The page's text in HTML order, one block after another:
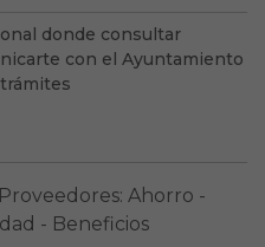
donde consultar
con el Ayuntamiento
Ahorro -
- Beneficios